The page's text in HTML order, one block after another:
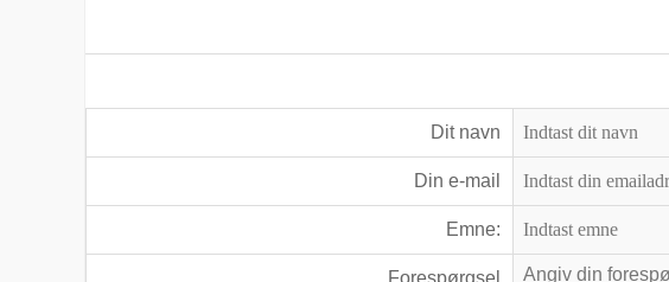
Dit navn
Din e-mail
Emne:
Forespørgsel